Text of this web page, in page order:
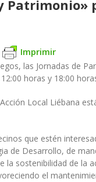
Imprimir
las Jornadas de
horas y 18:00
Local Liébana
que estén
de Desarrollo, de
sostenibilidad de la
el